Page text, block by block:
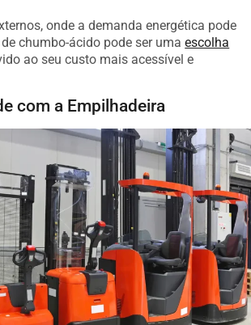
onde a demanda energética pode
chumbo-ácido pode ser umaescolha
ao seu custo mais acessível e
com a Empilhadeira